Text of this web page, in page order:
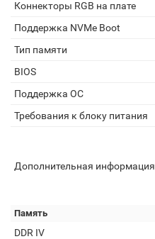
Коннекторы RGB на плате
Поддержка NVMe Boot
Тип памяти
BIOS
Поддержка ОС
Требования к блоку питания
Дополнительная информация
Память
DDR IV